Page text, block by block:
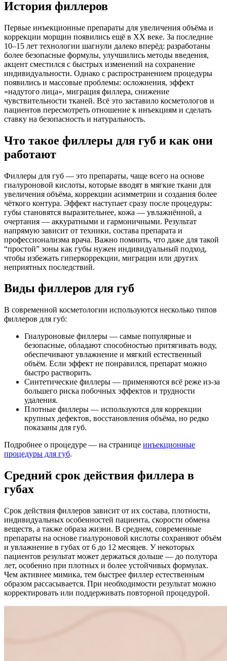
История филлеров
Первые инъекционные препараты для увеличения объёма и
коррекции морщин появились ещё в XX веке. За последние
10–15 лет технологии шагнули далеко вперёд: разработаны
более безопасные формулы, улучшились методы введения,
акцент сместился с быстрых изменений на сохранение
индивидуальности. Однако с распространением процедуры
появились и массовые проблемы: осложнения, эффект
«надутого лица», миграция филлера, снижение
чувствительности тканей. Всё это заставило косметологов и
пациентов пересмотреть отношение к инъекциям и сделать
ставку на безопасность и натуральность.
Что такое филлеры для губ и как они
работают
Филлеры для губ — это препараты, чаще всего на основе
гиалуроновой кислоты, которые вводят в мягкие ткани для
увеличения объёма, коррекции асимметрии и создания более
чёткого контура. Эффект наступает сразу после процедуры:
губы становятся выразительнее, кожа — увлажнённой, а
очертания — аккуратными и гармоничными. Результат
напрямую зависит от техники, состава препарата и
профессионализма врача. Важно помнить, что даже для такой
“простой” зоны как губы нужен индивидуальный подход,
чтобы избежать гиперкоррекции, миграции или других
неприятных последствий.
Виды филлеров для губ
В современной косметологии используются несколько типов
филлеров для губ:
Гиалуроновые филлеры — самые популярные и
безопасные, обладают способностью притягивать воду,
обеспечивают увлажнение и мягкий естественный
объём. Если эффект не понравился, препарат можно
быстро растворить.
Синтетические филлеры — применяются всё реже из-за
большего риска побочных эффектов и трудности
удаления.
Плотные филлеры — используются для коррекции
крупных дефектов, восстановления объёма, но редко
показаны для губ.
Подробнее о процедуре — на странице инъекционные
процедуры для губ.
Средний срок действия филлера в
губах
Срок действия филлеров зависит от их состава, плотности,
индивидуальных особенностей пациента, скорости обмена
веществ, а также образа жизни. В среднем, современные
препараты на основе гиалуроновой кислоты сохраняют объём
и увлажнение в губах от 6 до 12 месяцев. У некоторых
пациентов результат может держаться дольше — до полутора
лет, особенно при плотных и более устойчивых формулах.
Чем активнее мимика, тем быстрее филлер естественным
образом рассасывается. При необходимости результат можно
корректировать или поддерживать повторной процедурой.